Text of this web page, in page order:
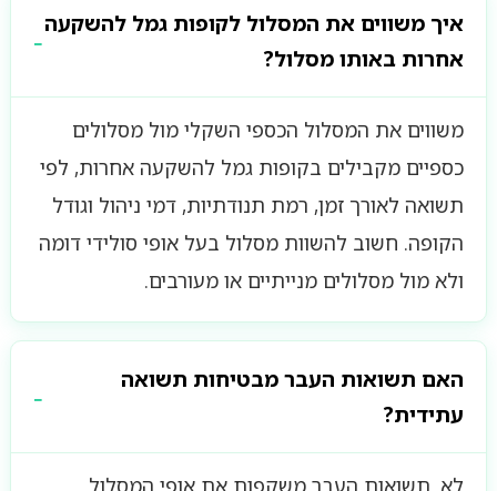
איך משווים את המסלול לקופות גמל להשקעה
אחרות באותו מסלול?
משווים את המסלול הכספי השקלי מול מסלולים
כספיים מקבילים בקופות גמל להשקעה אחרות, לפי
תשואה לאורך זמן, רמת תנודתיות, דמי ניהול וגודל
הקופה. חשוב להשוות מסלול בעל אופי סולידי דומה
ולא מול מסלולים מנייתיים או מעורבים.
האם תשואות העבר מבטיחות תשואה
עתידית?
לא. תשואות העבר משקפות את אופי המסלול